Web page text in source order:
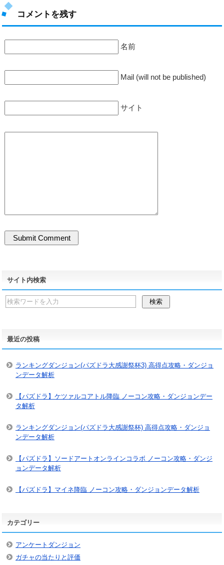
コメントを残す
名前
Mail (will not be published)
サイト
サイト内検索
最近の投稿
ランキングダンジョン(パズドラ大感謝祭杯3) 高得点攻略・ダンジョ
ンデータ解析
【パズドラ】ケツァルコアトル降臨 ノーコン攻略・ダンジョンデー
タ解析
ランキングダンジョン(パズドラ大感謝祭杯) 高得点攻略・ダンジョ
ンデータ解析
【パズドラ】ソードアートオンラインコラボ ノーコン攻略・ダンジ
ョンデータ解析
【パズドラ】マイネ降臨 ノーコン攻略・ダンジョンデータ解析
カテゴリー
アンケートダンジョン
ガチャの当たりと評価